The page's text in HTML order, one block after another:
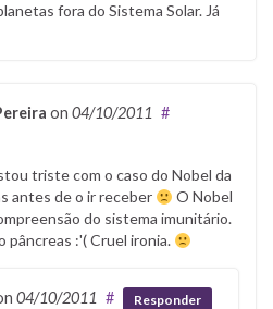
fora do Sistema Solar. Já
on 04/10/2011 #
triste com o caso do Nobel da
antes de o ir receber
O Nobel
do sistema imunitário.
pâncreas :'( Cruel ironia.
04/10/2011 # Responder